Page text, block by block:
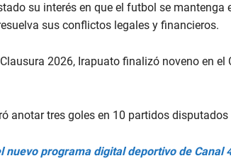
su interés en que el futbol se mantenga
sus conflictos legales y financieros.
2026, Irapuato finalizó noveno en
anotar tres goles en 10 partidos
nuevo programa digital deportivo de Canal